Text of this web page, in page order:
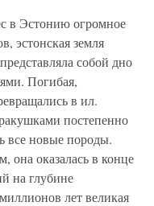
в Эстонию огромное
эстонская земля
собой дно
Погибая,
в ил.
постепенно
все новые породы.
она оказалась в конце
на глубине
лет великая